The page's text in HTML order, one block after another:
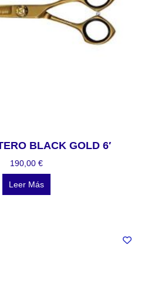
BLACK GOLD 6′
190,00 €
Leer Más